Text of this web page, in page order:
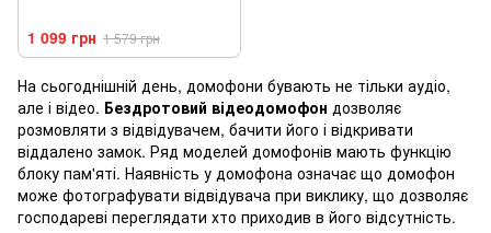
1 099 грн 1 579 грн
На сьогоднішній день, домофони бувають не тільки аудіо,
але і відео. Бездротовий відеодомофон дозволяє
розмовляти з відвідувачем, бачити його і відкривати
віддалено замок. Ряд моделей домофонів мають функцію
блоку пам'яті. Наявність у домофона означає що домофон
може фотографувати відвідувача при виклику, що дозволяє
господареві переглядати хто приходив в його відсутність.